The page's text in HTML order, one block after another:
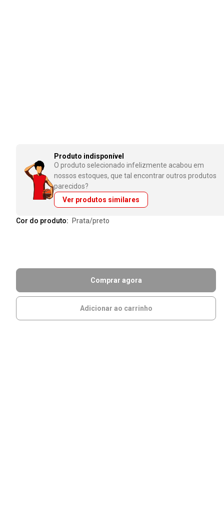
Produto indisponível
O produto selecionado infelizmente acabou em
nossos estoques, que tal encontrar outros produtos
parecidos?
Ver produtos similares
Cor do produto: prata/preto
Comprar agora
Adicionar ao carrinho